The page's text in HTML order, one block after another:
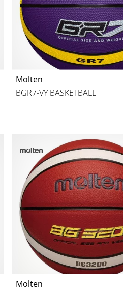
Molten
BGR7-VY BASKETBALL
7
Molten